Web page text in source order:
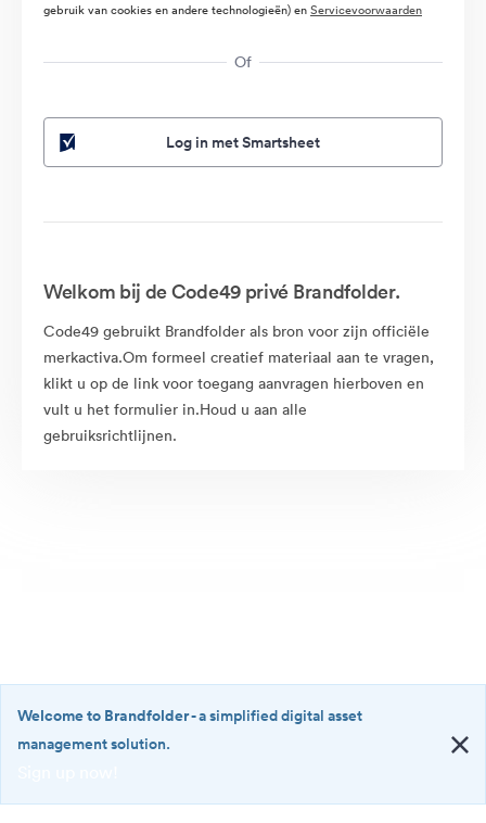
gebruik van cookies en andere technologieën) enServicevoorwaarden
Of
Log in met Smartsheet
Welkom bij de Code49 privé Brandfolder.
Code49 gebruikt Brandfolder als bron voor zijn officiële
merkactiva.Om formeel creatief materiaal aan te vragen,
klikt u op de link voor toegang aanvragen hierboven en
vult u het formulier in.Houd u aan alle
gebruiksrichtlijnen.
·
Welcome to Brandfolder- a simplified digital asset
management solution.